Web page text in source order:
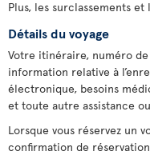
Plus, les surclassements et
Détails du voyage
Votre itinéraire, numéro
information relative à
électronique, besoins
et toute autre assistance
Lorsque vous réservez un
confirmation de